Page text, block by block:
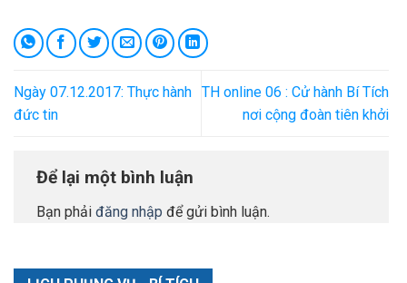
Ngày 07.12.2017: Thực hành
đức tin
TH online 06 : Cử hành Bí Tích
nơi cộng đoàn tiên khởi
Để lại một bình luận
Bạn phải đăng nhập để gửi bình luận.